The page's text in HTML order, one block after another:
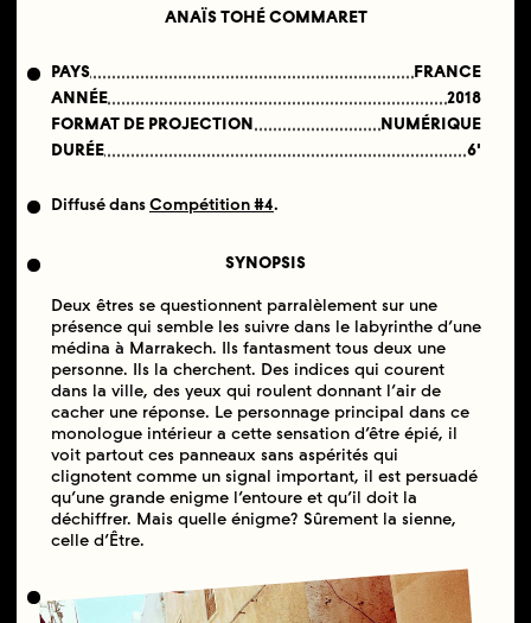
ANAÏS TOHÉ COMMARET
PAYS
FRANCE
ANNÉE
2018
FORMAT DE PROJECTION
NUMÉRIQUE
DURÉE
6'
Diffusé dansCompétition #4.
SYNOPSIS
Deux êtres se questionnent parralèlement sur une
présence qui semble les suivre dans le labyrinthe d’une
médina à Marrakech. Ils fantasment tous deux une
personne. Ils la cherchent. Des indices qui courent
dans la ville, des yeux qui roulent donnant l’air de
cacher une réponse. Le personnage principal dans ce
monologue intérieur a cette sensation d’être épié, il
voit partout ces panneaux sans aspérités qui
clignotent comme un signal important, il est persuadé
qu’une grande enigme l’entoure et qu’il doit la
déchiffrer. Mais quelle énigme? Sûrement la sienne,
celle d’Être.